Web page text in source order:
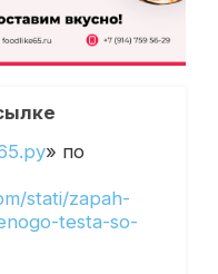
» по
stati/zapah-
testa-so-